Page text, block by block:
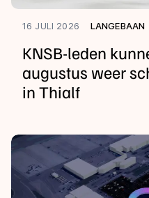
16 JULI 2026 LANGEBAAN
KNSB-leden
augustus weer
in Thialf